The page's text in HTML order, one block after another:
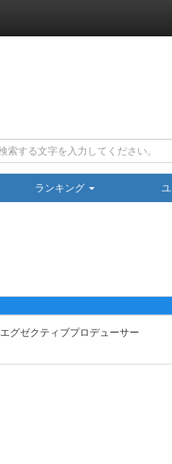
ランキング
エグゼクティブプロデューサー